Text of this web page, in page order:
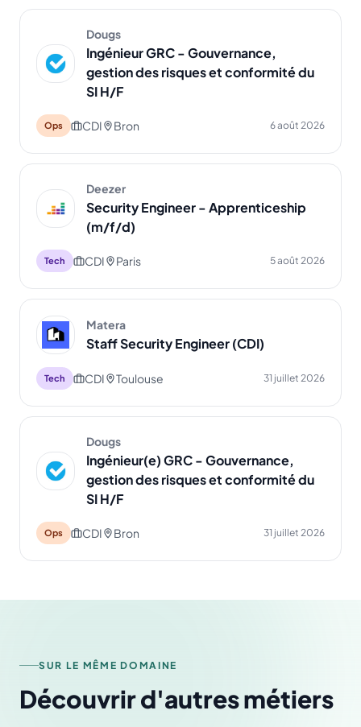
Dougs
Ingénieur GRC - Gouvernance,
gestion des risques et conformité du
SI H/F
Ops CDI Bron 6 août 2026
Deezer
Security Engineer - Apprenticeship
(m/f/d)
Tech CDI Paris 5 août 2026
Matera
Staff Security Engineer (CDI)
Tech CDI Toulouse 31 juillet 2026
Dougs
Ingénieur(e) GRC - Gouvernance,
gestion des risques et conformité du
SI H/F
Ops CDI Bron 31 juillet 2026
SUR LE MÊME DOMAINE
Découvrir d'autres métiers